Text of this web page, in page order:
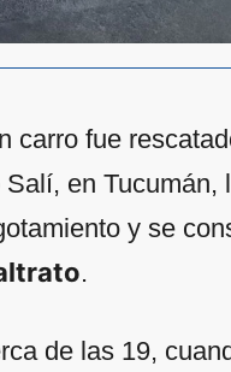
carro fue
en Tucumán,
y se
.
de las 19,